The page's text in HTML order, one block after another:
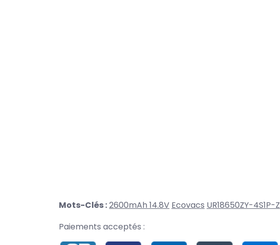
Mots-Clés :2600mAh 14.8V Ecovacs UR18650ZY-4S1P-Z
Paiements acceptés :